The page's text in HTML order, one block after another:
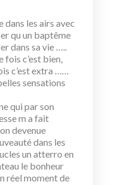
les airs avec
qu un baptême
dans sa vie …..
fois c’est bien,
c’est extra ……
sensations
qui par son
m a fait
devenue
dans les
un atterro en
le bonheur
réel moment de